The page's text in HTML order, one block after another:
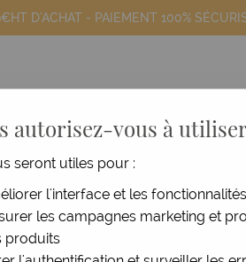
D'ACHAT - PAIEMENT 100%
Promos N°116 -
autorisez-vous à
seront utiles pour :
l'interface et les
les campagnes marketing et
produits